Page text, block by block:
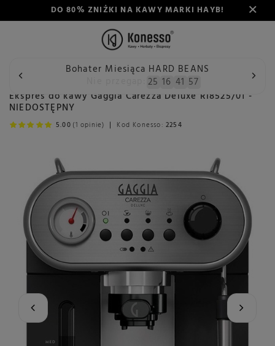
DO 80% ZNIŻKI NA KAWY MARKI HAYB!
Bohater Miesiąca HARD BEANS
25 16 41 56
Wstecz Konesso Ekspres do kawy Gaggia Carezza Deluxe
Ekspres do kawy Gaggia Carezza Deluxe RI8525/01 -
NIEDOSTĘPNY
5.00 (1 opinie) Kod Konesso: 2254